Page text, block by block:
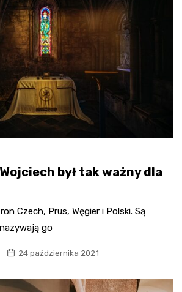
był tak ważny dla
Czech, Prus, Węgier i Polski. Są
go
24 października 2021